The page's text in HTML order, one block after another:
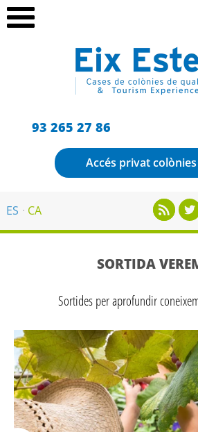
93 265 27 86
Accés privat
ES CA
SORTIDA
Sortides per aprofundir